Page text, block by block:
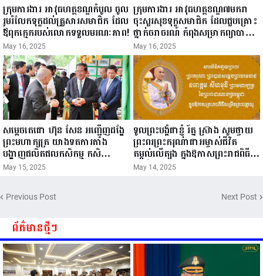
ក្រុមការងារ អាវុធហត្ថខណ្ឌកំបូល ចូល
រួមរំលែកទុក្ខដល់គ្រួសារសមាជិក ដែល
ឪពុកក្មេករបស់លោកទទួលមរណៈភាព!
May 16, 2025
ក្រុមការងារ អាវុធហត្ថខណ្ឌ៧មករា
ចុះសួរសុខទុក្ខសមាជិក ដែលជួបគ្រោះ
ថ្នាក់ចរាចរណ៍ កំពុងសម្រាកព្យាបាល
នៅមន្ទីរពេទ្យ!
May 16, 2025
សម្តេចតេជោ ហ៊ុន សែន អញ្ជើញដង្ហែ
ព្រះមហាក្សត្រ យាងទតការតាំង
បង្ហាញផលិតផលកសិកម្ម កសិ
ឧស្សាហកម្ម និងសិប្បកម្ម ក្នុងព្រះរាជ
May 15, 2025
ទូលព្រះបង្គំជាខ្ញុំ រ័ត្ន ស្រ៊ាង សូមថ្វាយ
ព្រះពរព្រះករុណាជាអម្ចាស់ជីវិត
តម្កល់លើត្បូង ក្នុងឱកាសព្រះរាជពិធី
ចម្រើនព្រះជន្ម គម្រប់ខួប៧២ យាងចូល
May 14, 2025
Previous Post Next Post
ព័ត៌មានថ្មីៗ